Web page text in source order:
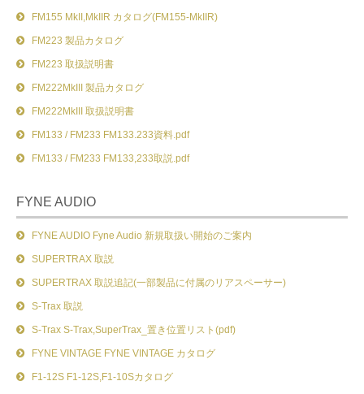
FM155 MkII,MkIIR カタログ(FM155-MkIIR)
FM223 製品カタログ
FM223 取扱説明書
FM222MkIII 製品カタログ
FM222MkIII 取扱説明書
FM133 / FM233 FM133.233資料.pdf
FM133 / FM233 FM133,233取説.pdf
FYNE AUDIO
FYNE AUDIO Fyne Audio 新規取扱い開始のご案内
SUPERTRAX 取説
SUPERTRAX 取説追記(一部製品に付属のリアスペーサー)
S-Trax 取説
S-Trax S-Trax,SuperTrax_置き位置リスト(pdf)
FYNE VINTAGE FYNE VINTAGE カタログ
F1-12S F1-12S,F1-10Sカタログ